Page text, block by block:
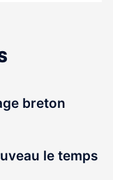
breton
le temps